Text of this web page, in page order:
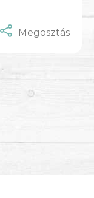
Megosztás